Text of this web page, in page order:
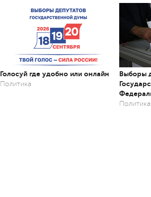
Голосуй где удобно или онлайн
Политика
Выборы
Политика